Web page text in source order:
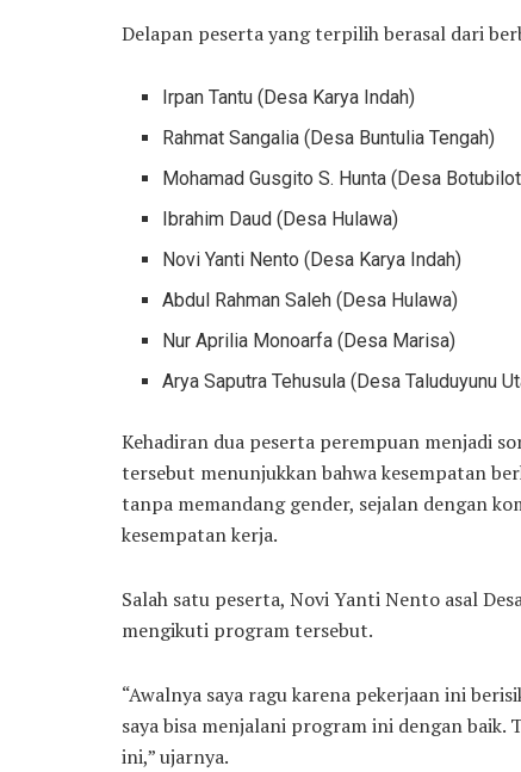
Delapan peserta yang terpilih berasal dari
Irpan Tantu (Desa Karya Indah)
Rahmat Sangalia (Desa Buntulia Tengah)
Mohamad Gusgito S. Hunta (Desa
Ibrahim Daud (Desa Hulawa)
Novi Yanti Nento (Desa Karya Indah)
Abdul Rahman Saleh (Desa Hulawa)
Nur Aprilia Monoarfa (Desa Marisa)
Arya Saputra Tehusula (Desa Taluduyunu
Kehadiran dua peserta perempuan menjadi
tersebut menunjukkan bahwa kesempatan
tanpa memandang gender, sejalan dengan
kesempatan kerja.
Salah satu peserta, Novi Yanti Nento asal
mengikuti program tersebut.
“Awalnya saya ragu karena pekerjaan ini
saya bisa menjalani program ini dengan baik.
ini,” ujarnya.